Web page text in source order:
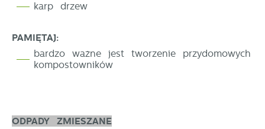
karp drzew
PAMIĘTAJ:
bardzo ważne jest tworzenie przydomowych
kompostowników
ODPADY ZMIESZANE